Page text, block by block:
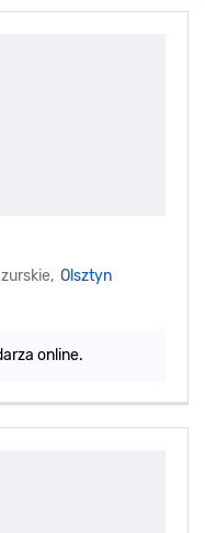
Olsztyn
online.